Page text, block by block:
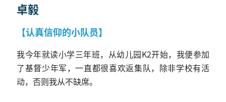
卓毅
【认真信仰的小队员】
我今年就读小学三年班，从幼儿园K2开始，我便参加
了基督少年军，一直都很喜欢返集队，除非学校有活
动，否则我从不缺席。